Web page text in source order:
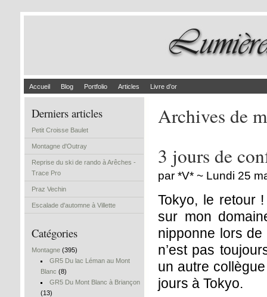
Accueil Blog Portfolio Articles Livre d’or
Derniers articles
Petit Croisse Baulet
Montagne d'Outray
Reprise du ski de rando à Arêches -
Trace Pro
Praz Vechin
Escalade d'automne à Villette
Catégories
Montagne (395)
GR5 Du lac Léman au Mont
Blanc (8)
GR5 Du Mont Blanc à Briançon
(13)
Archives de
3 jours de
par *V* ~ Lundi 25
Tokyo, le retour
sur mon
nipponne lors
n’est pas
un autre
jours à Tokyo.